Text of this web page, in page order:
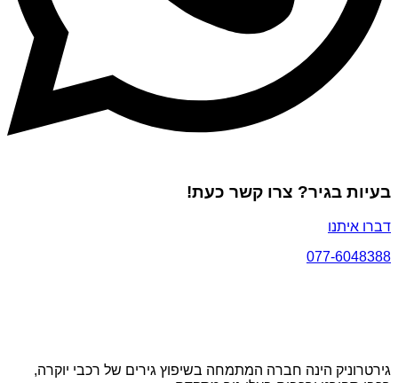
בעיות בגיר? צרו קשר כעת!
דברו איתנו
077-6048388
גירטרוניק הינה חברה המתמחה בשיפוץ גירים של רכבי יוקרה,